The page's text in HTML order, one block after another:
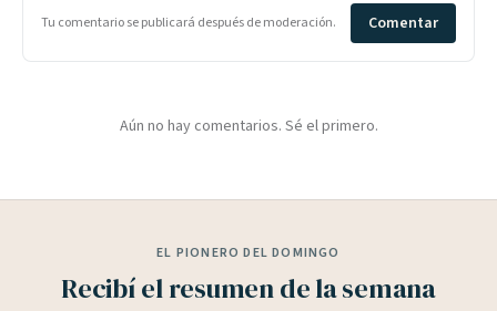
Tu comentario se publicará después de moderación. Comentar
Aún no hay comentarios. Sé el primero.
EL PIONERO DEL DOMINGO
Recibí el resumen de la semana